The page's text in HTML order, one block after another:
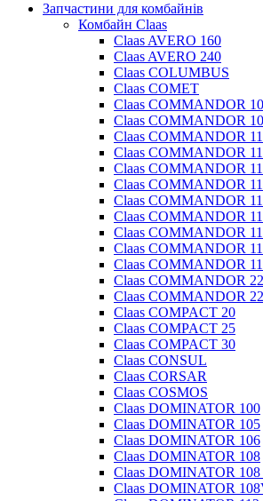
Запчастини для комбайнів
Комбайн Claas
Claas AVERO 160
Claas AVERO 240
Claas COLUMBUS
Claas COMET
Claas COMMANDOR
Claas COMMANDOR
Claas COMMANDOR
Claas COMMANDOR
Claas COMMANDOR
Claas COMMANDOR
Claas COMMANDOR
Claas COMMANDOR
Claas COMMANDOR
Claas COMMANDOR
Claas COMMANDOR
Claas COMMANDOR
Claas COMMANDOR
Claas COMPACT 20
Claas COMPACT 25
Claas COMPACT 30
Claas CONSUL
Claas CORSAR
Claas COSMOS
Claas DOMINATOR 100
Claas DOMINATOR 105
Claas DOMINATOR 106
Claas DOMINATOR 108
Claas DOMINATOR 108
Claas DOMINATOR